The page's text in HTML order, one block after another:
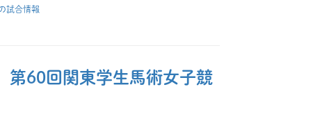
試合情報
第60回関東学生馬術女子競